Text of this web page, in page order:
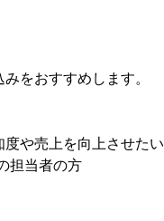
をおすすめします。
度や売上を向上させたい
担当者の方